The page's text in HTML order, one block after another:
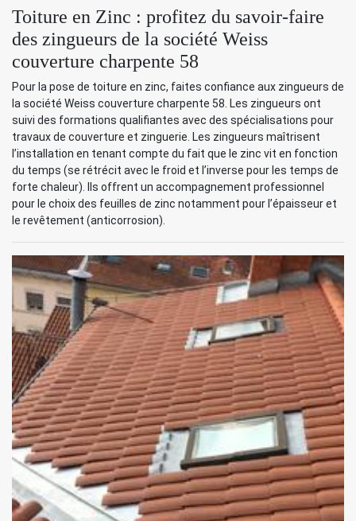
Toiture en Zinc : profitez du savoir-faire
des zingueurs de la société Weiss
couverture charpente 58
Pour la pose de toiture en zinc, faites confiance aux zingueurs de
la société Weiss couverture charpente 58. Les zingueurs ont
suivi des formations qualifiantes avec des spécialisations pour
travaux de couverture et zinguerie. Les zingueurs maîtrisent
l’installation en tenant compte du fait que le zinc vit en fonction
du temps (se rétrécit avec le froid et l’inverse pour les temps de
forte chaleur). Ils offrent un accompagnement professionnel
pour le choix des feuilles de zinc notamment pour l’épaisseur et
le revêtement (anticorrosion).